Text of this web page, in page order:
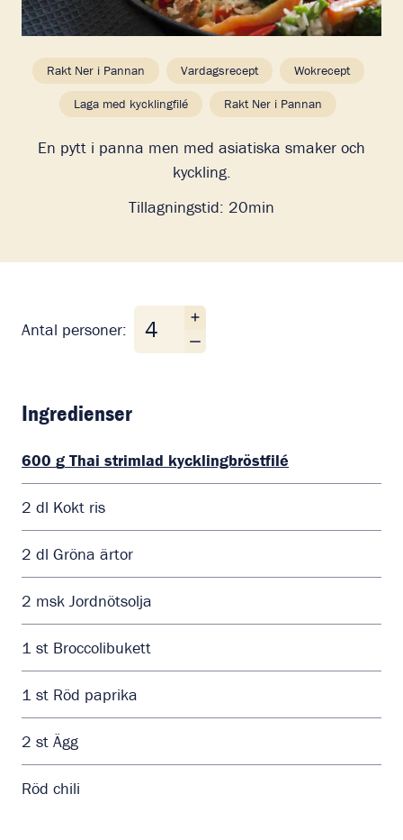
Rakt Ner i Pannan Vardagsrecept Wokrecept
Laga med kycklingfilé Rakt Ner i Pannan
En pytt i panna men med asiatiska smaker och
kyckling.
Tillagningstid: 20min
Antal personer:
Antal personer
Ingredienser
600 g Thai strimlad kycklingbröstfilé
2 dl Kokt ris
2 dl Gröna ärtor
2 msk Jordnötsolja
1 st Broccolibukett
1 st Röd paprika
2 st Ägg
Röd chili